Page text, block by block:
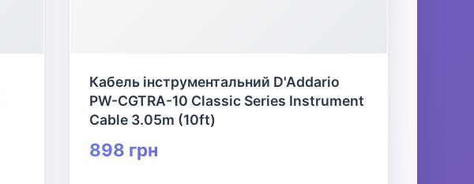
Кабель інструментальний D'Addario
PW-CGTRA-10 Classic Series Instrument
Cable 3.05m (10ft)
898 грн